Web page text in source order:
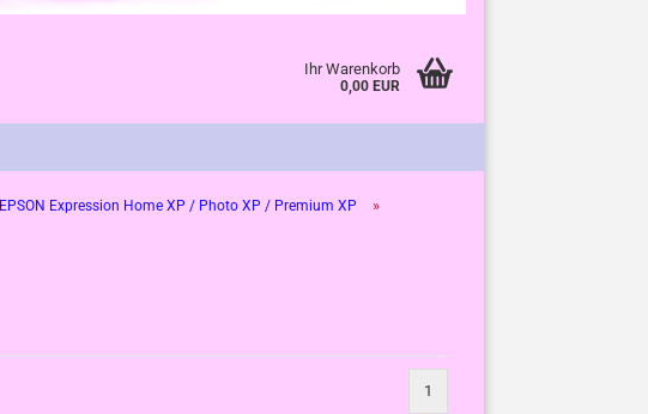
Ihr Warenkorb
0,00 EUR
EPSON Expression Home XP / Photo XP / Premium XP »
1